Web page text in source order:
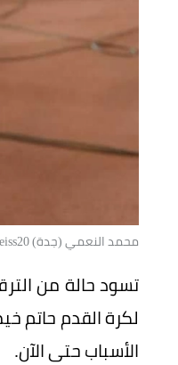
محمد النعمي (جدة) meiss20@
تسود حالة من
لكرة القدم حاتم
الأسباب حتى الآن.